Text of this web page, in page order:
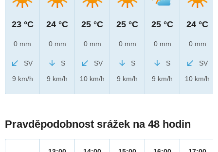
23 °C
0 mm
SV
9 km/h
24 °C
0 mm
S
9 km/h
25 °C
0 mm
SV
10 km/h
25 °C
0 mm
S
9 km/h
25 °C
0 mm
S
9 km/h
24 °C
0 mm
SV
10 km/h
Pravděpodobnost srážek na 48 hodin